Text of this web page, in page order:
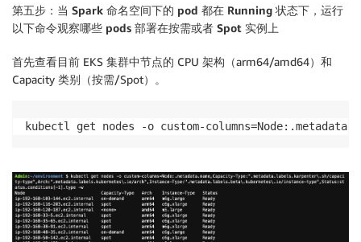
第五步：当 Spark 命名空间下的 pod 都在 Running 状态下，运行
以下命令观察哪些 pods 部署在按需或者 Spot 实例上
首先查看目前 EKS 集群中节点的 CPU 架构（arm64/amd64）和
Capacity 类别（按需/Spot）。
kubectl get nodes -o custom-